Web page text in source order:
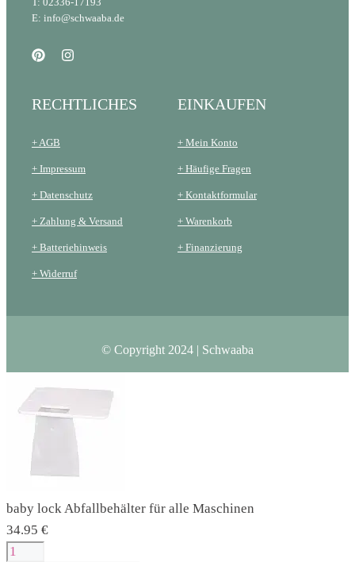
E: info@schwaaba.de
RECHTLICHES
+ AGB
+ Impressum
+ Datenschutz
+ Zahlung & Versand
+ Batteriehinweis
+ Widerruf
EINKAUFEN
+ Mein Konto
+ Häufige Fragen
+ Kontaktformular
+ Warenkorb
+ Finanzierung
© Copyright 2024 | Schwaaba
baby lock Abfallbehälter für alle Maschinen
34.95 €
baby